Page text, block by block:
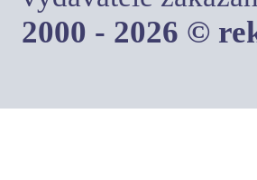
2000 - 2026 ©